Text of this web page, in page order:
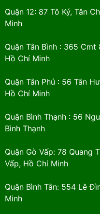
Quận 12: 87 Tô Ký, Tân
Minh
Quận Tân Bình : 365 Cmt
Hồ Chí Minh
Quận Tân Phú : 56 Tân
Hồ Chí Minh
Quận Bình Thạnh : 56
Bình Thạnh
Quận Gò Vấp: 78 Quang
Vấp, Hồ Chí Minh
Quận Bình Tân: 554 Lê
Minh